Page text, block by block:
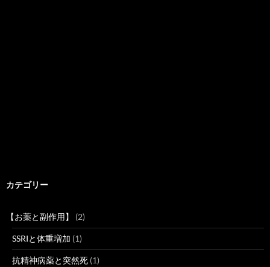
カテゴリー
【お薬と副作用】 (2)
SSRIと体重増加 (1)
抗精神病薬と突然死 (1)